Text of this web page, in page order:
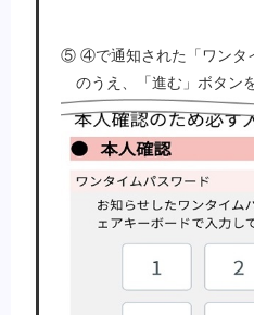
⑤ ④で通知された「ワンタ
のうえ、「進む」ボタン